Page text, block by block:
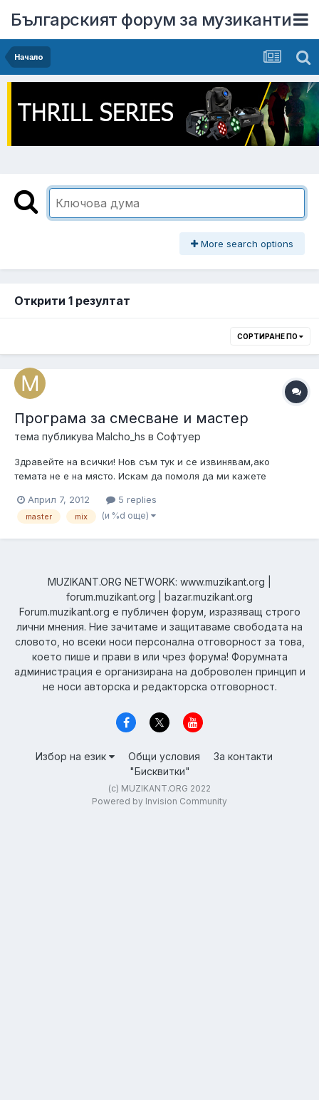
Българският форум за музиканти
Начало
More search options
Открити 1 резултат
СОРТИРАНЕ ПО
Програма за смесване и мастер
тема публикува Malcho_hs в Софтуер
Здравейте на всички! Нов съм тук и се извинявам,ако
темата не е на място. Искам да помоля да ми кажете
миксове от песни,а за финализиране на музикален продукт.
Утре отивам в студио,за да запиша няколко песни,и няма да
Април 7, 2012 5 replies
master mix (и %d още)
MUZIKANT.ORG NETWORK: www.muzikant.org |
forum.muzikant.org | bazar.muzikant.org
Forum.muzikant.org е публичен форум, изразяващ строго
лични мнения. Ние зачитаме и защитаваме свободата на
словото, но всеки носи персонална отговорност за това,
което пише и прави в или чрез форума! Форумната
администрация е организирана на доброволен принцип и
не носи авторска и редакторска отговорност.
Избор на език Общи условия
За контакти
"Бисквитки"
(c) MUZIKANT.ORG 2022
Powered by Invision Community